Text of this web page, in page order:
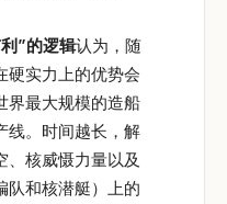
”的逻辑认为，随
硬实力上的优势会
界最大规模的造船
线。时间越长，解
、核威慑力量以及
队和核潜艇）上的